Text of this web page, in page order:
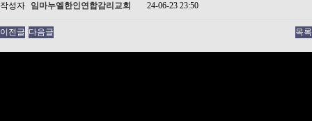
작성자 임마누엘한인연합감리교회 24-06-23 23:50
이전글 다음글 목록